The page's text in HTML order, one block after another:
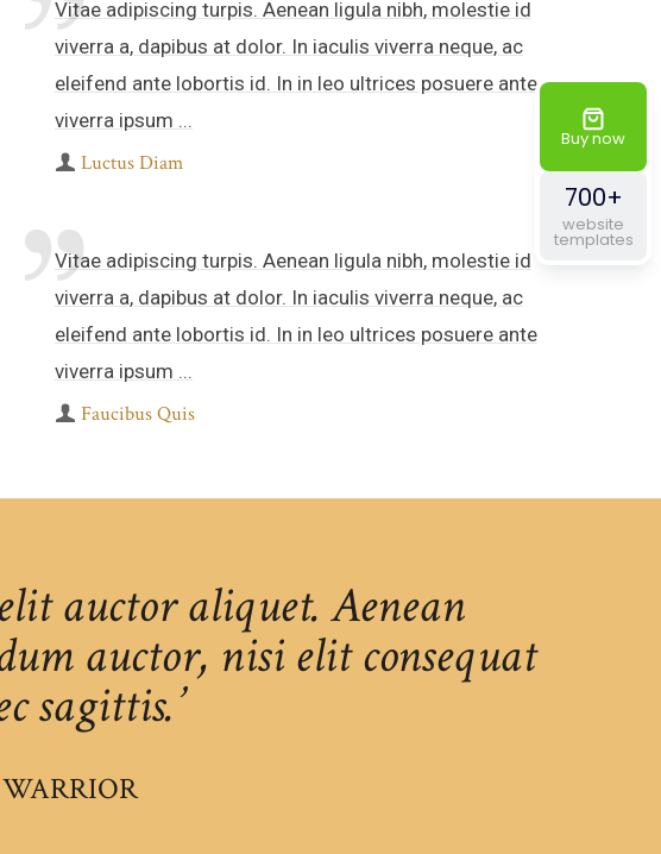
Vitae adipiscing turpis. Aenean ligula nibh, molestie id
viverra a, dapibus at dolor. In iaculis viverra neque, ac
eleifend ante lobortis id. In in leo ultrices posuere ante
viverra ipsum ...
Luctus Diam
Vitae adipiscing turpis. Aenean ligula nibh, molestie id
viverra a, dapibus at dolor. In iaculis viverra neque, ac
eleifend ante lobortis id. In in leo ultrices posuere ante
viverra ipsum ...
Faucibus Quis
auctor aliquet. Aenean
auctor, nisi elit consequat
sagittis.’
Buy now
700+
website
templates